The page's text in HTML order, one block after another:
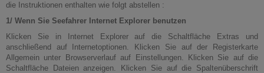
die Instruktionen enthalten wie folgt abstellen :
1/ Wenn Sie Seefahrer Internet Explorer benutzen
Klicken Sie in Internet Explorer auf die Schaltfläche Extras und
anschließend auf Internetoptionen. Klicken Sie auf der Registerkarte
Allgemein unter Browserverlauf auf Einstellungen. Klicken Sie auf die
Schaltfläche Dateien anzeigen. Klicken Sie auf die Spaltenüberschrift